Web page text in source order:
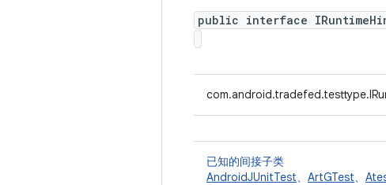
public interface
已知的间接子类
AndroidJUnitTest、 ArtGTest、